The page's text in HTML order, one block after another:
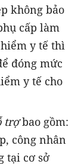
không bảo
cấp làm
y tế thì
đóng mức
y tế cho
trợbao gồm:
công nhân
tại cơ sở